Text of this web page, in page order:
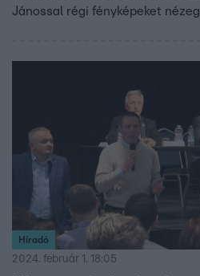
Jánossal régi fényképeket
Híradó
2024. február 1. 18:05